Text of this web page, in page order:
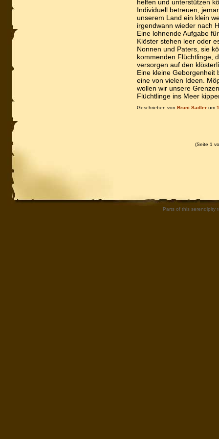
helfen und unterstützen
Individuell betreuen,
unserem Land ein klein
irgendwann wieder nach
Eine lohnende Aufgabe
Klöster stehen leer oder
Nonnen und Paters, sie
kommenden Flüchtlinge,
versorgen auf den
Eine kleine Geborgenheit
eine von vielen Ideen.
wollen wir unsere
Flüchtlinge ins Meer
Geschrieben von Bruni Sadlerum
(Seite 1
Parts of this serendipity